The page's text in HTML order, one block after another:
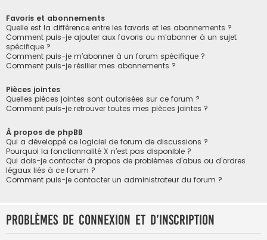
Favoris et abonnements
Quelle est la différence entre les favoris et les abonnements ?
Comment puis-je ajouter aux favoris ou m’abonner à un sujet
spécifique ?
Comment puis-je m’abonner à un forum spécifique ?
Comment puis-je résilier mes abonnements ?
Pièces jointes
Quelles pièces jointes sont autorisées sur ce forum ?
Comment puis-je retrouver toutes mes pièces jointes ?
À propos de phpBB
Qui a développé ce logiciel de forum de discussions ?
Pourquoi la fonctionnalité X n’est pas disponible ?
Qui dois-je contacter à propos de problèmes d’abus ou d’ordres
légaux liés à ce forum ?
Comment puis-je contacter un administrateur du forum ?
Problèmes de connexion et d’inscription